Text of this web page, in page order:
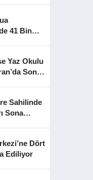
41 Bin
Yaz Okulu
Sona
Sahilinde
Sona
Dört
Ediliyor